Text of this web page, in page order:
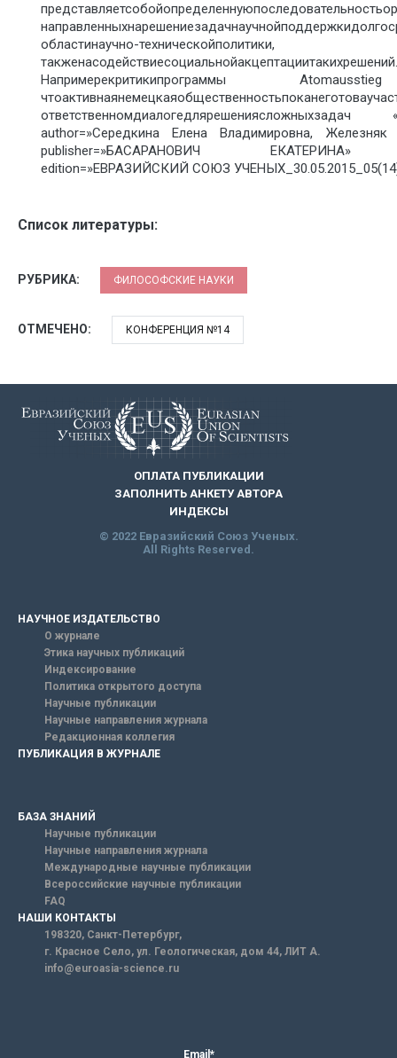
областинаучно-
такженасодействиесоциальнойакцептациитакихрешений.
Напримерекритикипрограммы
ответственномдиалогедлярешениясложныхзадач
author=»Середкина Елена Владимировна,
publisher=»БАСАРАНОВИЧ ЕКАТЕРИНА»
edition=»ЕВРАЗИЙСКИЙ СОЮЗ
Список литературы:
РУБРИКА: ФИЛОСОФСКИЕ НАУКИ
ОТМЕЧЕНО: КОНФЕРЕНЦИЯ №14
ОПЛАТА ПУБЛИКАЦИИ
ЗАПОЛНИТЬ АНКЕТУ АВТОРА
ИНДЕКСЫ
© 2022 Евразийский Союз Ученых.
All Rights Reserved.
НАУЧНОЕ ИЗДАТЕЛЬСТВО
О журнале
Этика научных публикаций
Индексирование
Политика открытого доступа
Научные публикации
Научные направления журнала
Редакционная коллегия
ПУБЛИКАЦИЯ В ЖУРНАЛЕ
БАЗА ЗНАНИЙ
Научные публикации
Научные направления журнала
Международные научные публикации
Всероссийские научные публикации
FAQ
НАШИ КОНТАКТЫ
198320, Санкт-Петербург,
г. Красное Село, ул. Геологическая, дом 44, ЛИТ А.
info@euroasia-science.ru
Email*